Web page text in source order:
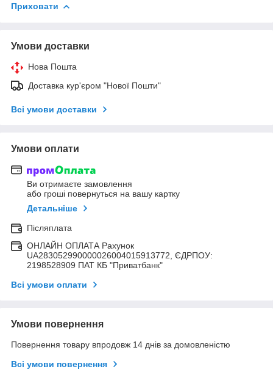
Приховати
Умови доставки
Нова Пошта
Доставка кур'єром "Нової Пошти"
Всі умови доставки
Умови оплати
Ви отримаєте замовлення
або гроші повернуться на вашу картку
Детальніше
Післяплата
ОНЛАЙН ОПЛАТА Рахунок
UA283052990000026004015913772, ЄДРПОУ:
2198528909 ПАТ КБ "Приватбанк"
Всі умови оплати
Умови повернення
Повернення товару впродовж 14 днів за домовленістю
Всі умови повернення